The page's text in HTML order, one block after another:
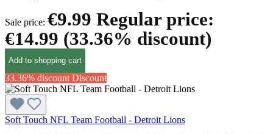
Sale price: €9.99 Regular price:
€14.99 (33.36% discount)
Add to shopping cart
33.36% discount Discount
Soft Touch NFL Team Football - Detroit Lions